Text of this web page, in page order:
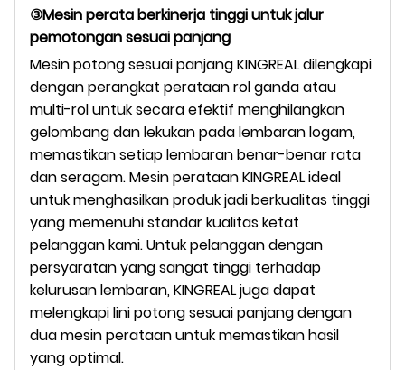
③Mesin perata berkinerja tinggi untuk jalur
pemotongan sesuai panjang
Mesin potong sesuai panjang KINGREAL dilengkapi
dengan perangkat perataan rol ganda atau
multi-rol untuk secara efektif menghilangkan
gelombang dan lekukan pada lembaran logam,
memastikan setiap lembaran benar-benar rata
dan seragam. Mesin perataan KINGREAL ideal
untuk menghasilkan produk jadi berkualitas tinggi
yang memenuhi standar kualitas ketat
pelanggan kami. Untuk pelanggan dengan
persyaratan yang sangat tinggi terhadap
kelurusan lembaran, KINGREAL juga dapat
melengkapi lini potong sesuai panjang dengan
dua mesin perataan untuk memastikan hasil
yang optimal.